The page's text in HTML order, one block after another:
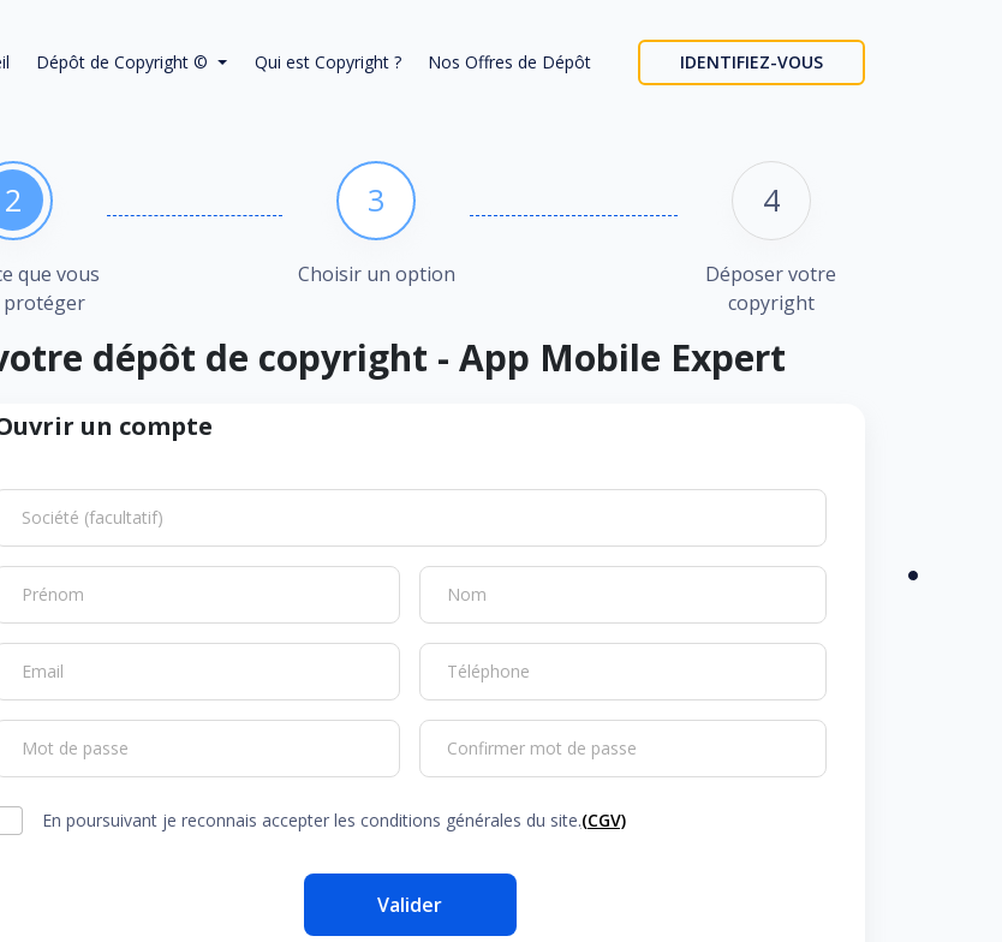
Dépôt de Copyright © Qui est Copyright ? Nos Offres de Dépôt IDENTIFIEZ-VOUS
2
que vous
protéger
3
Choisir un option
4
Déposer votre
copyright
dépôt de copyright - App Mobile Expert
un compte
Société (facultatif)
Prénom Nom
Email Téléphone
Mot de passe Confirmer mot de passe
En poursuivant je reconnais accepter les conditions générales du site.(CGV)
Valider